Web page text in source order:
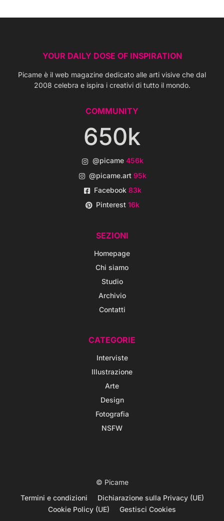
YOUR DAILY DOSE OF INSPIRATION
Picame è il web magazine dedicato alle arti visive che dal
2008 celebra e ispira i creativi di tutto il mondo.
COMMUNITY
650k
@picame 456k
@picame.art95k
Facebook83k
Pinterest16k
SEZIONI
Homepage
Chi siamo
Studio
Archivio
Contatti
CATEGORIE
Interviste
Illustrazione
Arte
Design
Fotografia
NSFW
© Picame
Termini e condizioni
Dichiarazione sulla Privacy (UE)
Cookie Policy (UE)
Gestisci Cookies